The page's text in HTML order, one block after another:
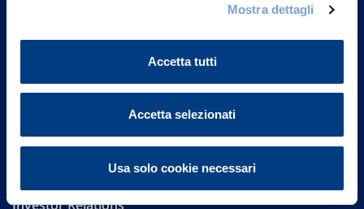
Mostra dettagli
Accetta tutti
Accetta selezionati
Usa solo cookie necessari
Part. IVA 01329510158
Investor Relations